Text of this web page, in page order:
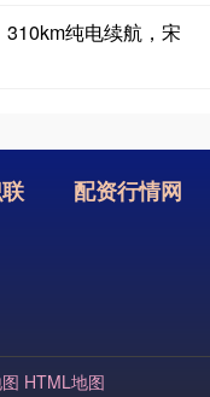
纯电续航，宋
配资行情网
HTML地图